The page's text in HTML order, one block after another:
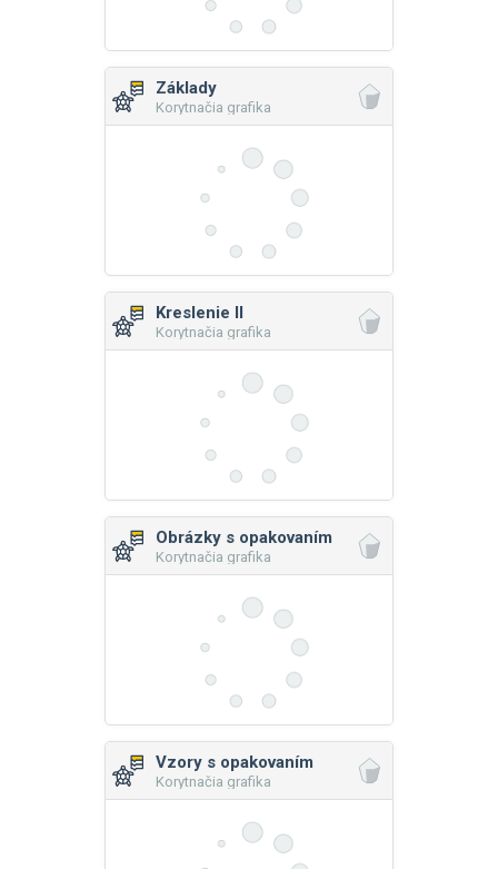
Základy
Korytnačia grafika
Kreslenie II
Korytnačia grafika
Obrázky s opakovaním
Korytnačia grafika
Vzory s opakovaním
Korytnačia grafika